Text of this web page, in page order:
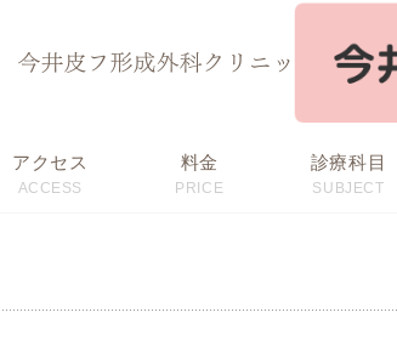
アクセス
ACCESS
料金
PRICE
診療科目
SUBJECT